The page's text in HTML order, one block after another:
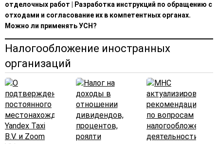
отделочных работ
Разработка инструкций по обращению с
отходами и согласование их в компетентных органах.
Можно ли применять УСН?
Налогообложение иностранных
организаций